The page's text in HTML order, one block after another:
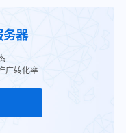
务器
广转化率